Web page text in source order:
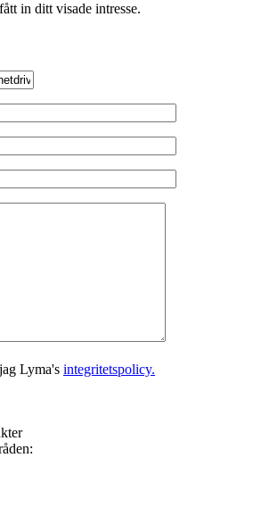
in ditt visade intresse.
Lyma's integritetspolicy.